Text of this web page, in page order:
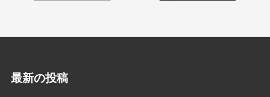
最新の投稿